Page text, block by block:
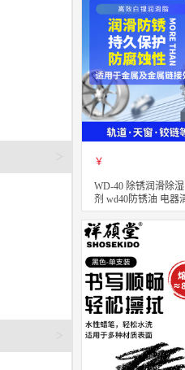
￥
WD-40 除锈润滑除
剂 wd40防锈油 电器
效型高效白锂润滑脂
立即购买